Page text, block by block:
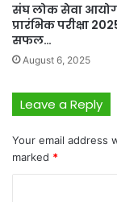
संघ लोक सेवा
प्रारंभिक परीक्षा
सफल…
August 6, 2025
Leave a Reply
Your email address
marked *